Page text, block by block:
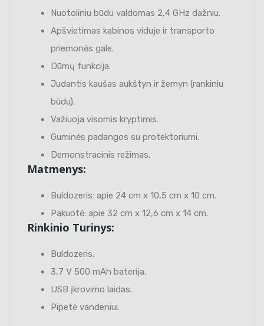
Nuotoliniu būdu valdomas 2,4 GHz dažniu.
Apšvietimas kabinos viduje ir transporto
priemonės gale.
Dūmų funkcija.
Judantis kaušas aukštyn ir žemyn (rankiniu
būdu).
Važiuoja visomis kryptimis.
Guminės padangos su protektoriumi.
Demonstracinis režimas.
Matmenys:
Buldozeris: apie 24 cm x 10,5 cm x 10 cm.
Pakuotė: apie 32 cm x 12,6 cm x 14 cm.
Rinkinio Turinys:
Buldozeris.
3,7 V 500 mAh baterija.
USB įkrovimo laidas.
Pipetė vandeniui.